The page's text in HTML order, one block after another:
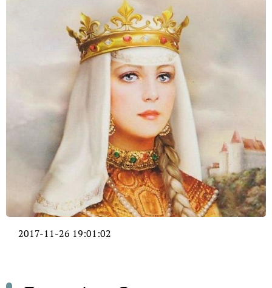
2017-11-26 19:01:02